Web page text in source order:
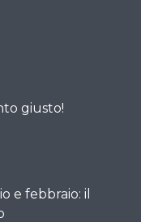
giusto!
e febbraio: il